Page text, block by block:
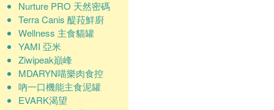
Nurture PRO 天然密碼
Terra Canis 醍菈鮮廚
Wellness 主食貓罐
YAMI 亞米
Ziwipeak巔峰
MDARYN喵樂肉食控
吶一口機能主食泥罐
EVARK渴望